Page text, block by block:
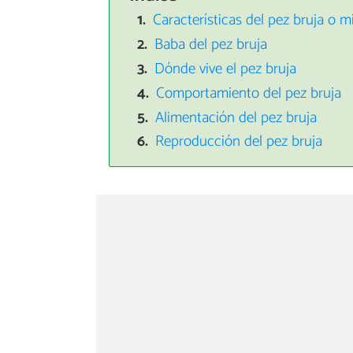
Características del pez bruja o
Baba del pez bruja
Dónde vive el pez bruja
Comportamiento del pez bruja
Alimentación del pez bruja
Reproducción del pez bruja